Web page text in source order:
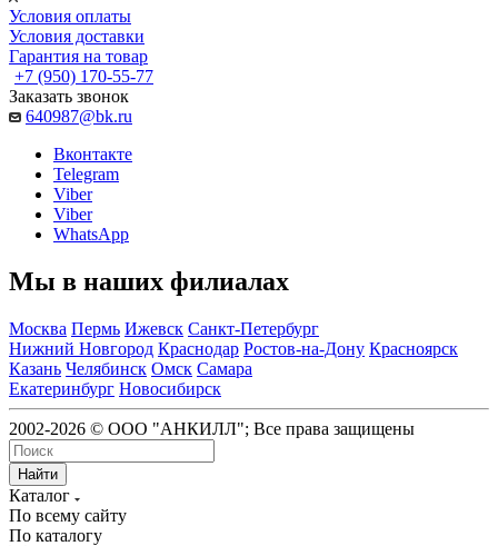
Условия оплаты
Условия доставки
Гарантия на товар
+7 (950) 170-55-77
Заказать звонок
640987@bk.ru
Вконтакте
Telegram
Viber
Viber
WhatsApp
Мы в наших филиалах
Москва Пермь Ижевск Санкт-Петербург
Нижний Новгород Краснодар Ростов-на-Дону Красноярск
Казань Челябинск Омск Самара
Екатеринбург Новосибирск
2002-2026 © ООО "АНКИЛЛ"; Все права защищены
Найти
Каталог
По всему сайту
По каталогу